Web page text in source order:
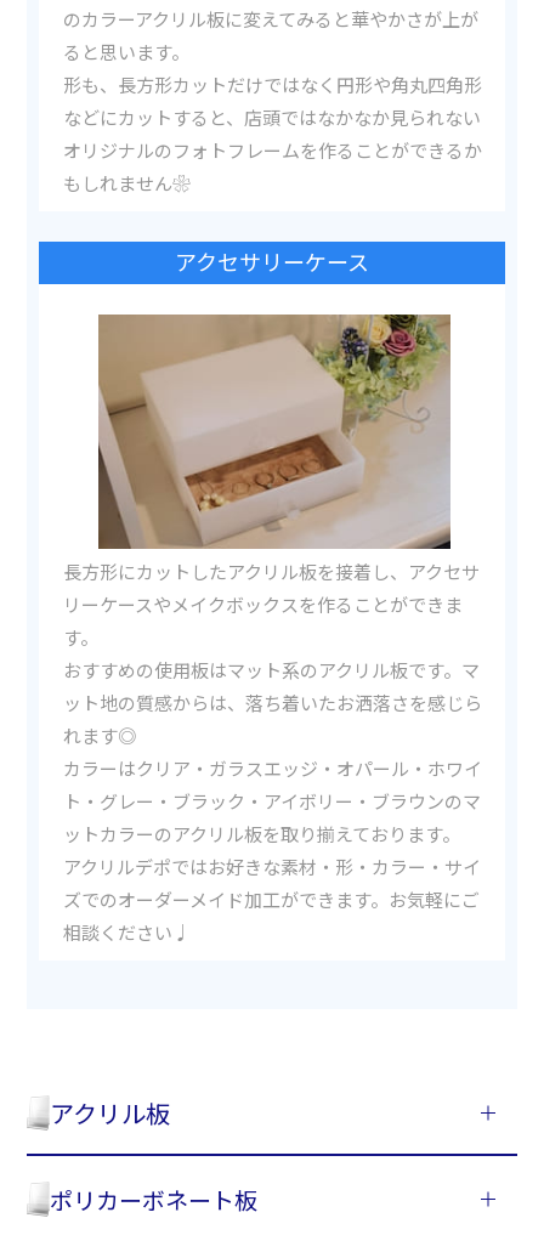
アクリル板
ポリカーボネート板
のカラーアクリル板に変えてみると華やかさが上が
ると思います。
形も、長方形カットだけではなく円形や角丸四角形
などにカットすると、店頭ではなかなか見られない
オリジナルのフォトフレームを作ることができるか
もしれません❀
アクセサリーケース
長方形にカットしたアクリル板を接着し、アクセサ
リーケースやメイクボックスを作ることができま
す。
おすすめの使用板はマット系のアクリル板です。マ
ット地の質感からは、落ち着いたお洒落さを感じら
れます◎
カラーはクリア・ガラスエッジ・オパール・ホワイ
ト・グレー・ブラック・アイボリー・ブラウンのマ
ットカラーのアクリル板を取り揃えております。
アクリルデポではお好きな素材・形・カラー・サイ
ズでのオーダーメイド加工ができます。お気軽にご
相談ください♩